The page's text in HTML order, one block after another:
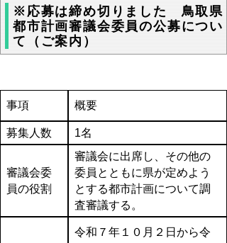
※応募は締め切りました 鳥取県
都市計画審議会委員の公募につい
て（ご案内）
事項 概要
募集人数 1名
審議会委
員の役割
審議会に出席し、その他の
委員とともに県が定めよう
とする都市計画について調
査審議する。
令和７年１０月２日から令